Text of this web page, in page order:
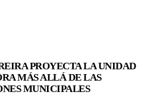
PROYECTA LA UNIDAD
MÁS ALLÁ DE LAS
MUNICIPALES